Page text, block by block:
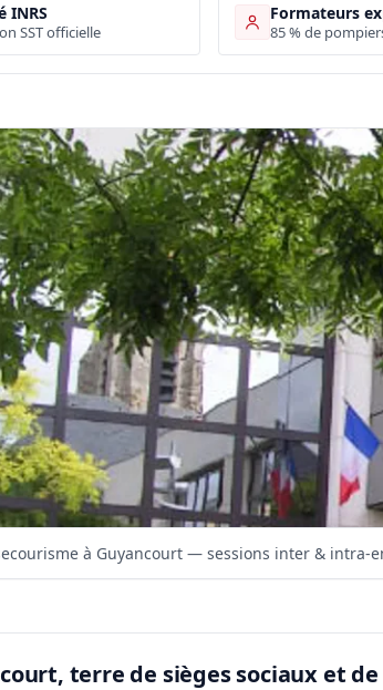
INRS
SST officielle
Formateurs
85 % de
à Guyancourt — sessions inter & intra-
terre de sièges sociaux et